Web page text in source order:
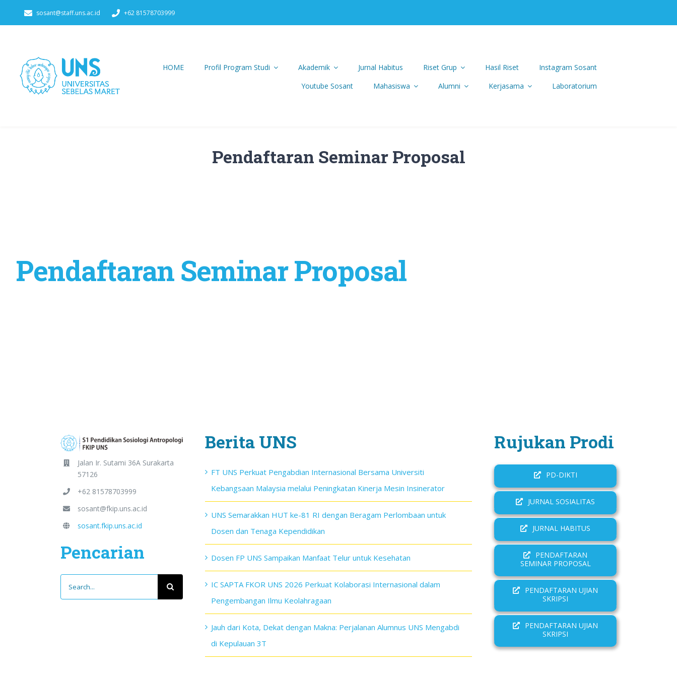
to
sosant@staff.uns.ac.id +62 81578703999
HOME Profil Program Studi Akademik Jurnal Habitus Riset Grup Hasil Riset
Instagram Sosant
Youtube Sosant
Mahasiswa Alumni Kerjasama Laboratorium
Pendaftaran Seminar Proposal
Pendaftaran Seminar Proposal
Jalan Ir. Sutami 36A Surakarta
57126
+62 81578703999
sosant@fkip.uns.ac.id
sosant.fkip.uns.ac.id
Pencarian
for:
Berita UNS
FT UNS Perkuat Pengabdian Internasional Bersama Universiti
Kebangsaan Malaysia melalui Peningkatan Kinerja Mesin Insinerator
UNS Semarakkan HUT ke-81 RI dengan Beragam Perlombaan untuk
Dosen dan Tenaga Kependidikan
Dosen FP UNS Sampaikan Manfaat Telur untuk Kesehatan
IC SAPTA FKOR UNS 2026 Perkuat Kolaborasi Internasional dalam
Pengembangan Ilmu Keolahragaan
Jauh dari Kota, Dekat dengan Makna: Perjalanan Alumnus UNS Mengabdi
di Kepulauan 3T
Rujukan Prodi
PD-DIKTI
JURNAL SOSIALITAS
JURNAL HABITUS
PENDAFTARAN
SEMINAR PROPOSAL
PENDAFTARAN UJIAN
SKRIPSI
PENDAFTARAN UJIAN
SKRIPSI